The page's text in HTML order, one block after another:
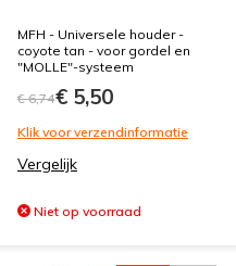
MFH - Universele houder -
coyote tan - voor gordel en
"MOLLE"-systeem
€ 6,74€ 5,50
Klik voor verzendinformatie
Vergelijk
Niet op voorraad